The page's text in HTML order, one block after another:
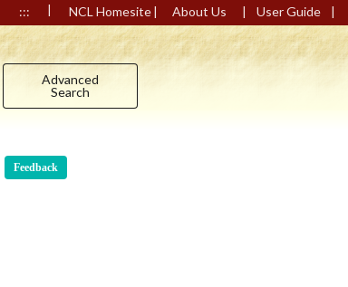
::: | NCL Homesite| About Us | User Guide |
Advanced
Search
Feedback